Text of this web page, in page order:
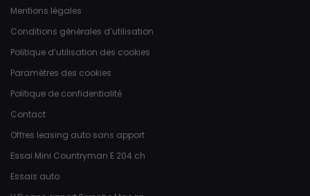
Pied de page
Mentions légales
Conditions générales d’utilisation
Politique d’utilisation des cookies
Paramètres des cookies
Politique de confidentialité
Contact
Offres leasing auto sans apport
Essai Mini Countryman E 204 ch
Essais auto